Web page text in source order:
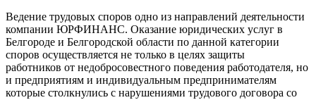
Ведение трудовых споров одно из направлений деятельности
компании ЮРФИНАНС. Оказание юридических услуг в
Белгороде и Белгородской области по данной категории
споров осуществляется не только в целях защиты
работников от недобросовестного поведения работодателя, но
и предприятиям и индивидуальным предпринимателям
которые столкнулись с нарушениями трудового договора со